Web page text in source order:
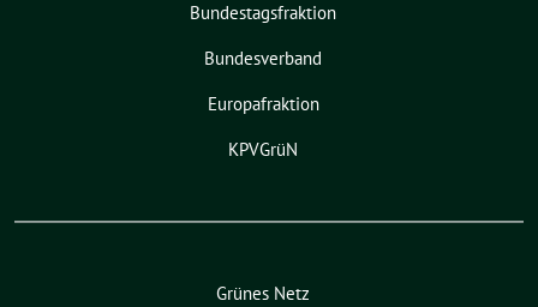
Bundestagsfraktion
Bundesverband
Europafraktion
KPVGrüN
Grünes Netz